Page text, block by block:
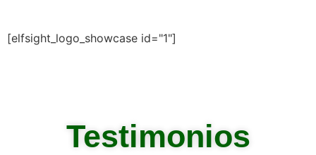
[elfsight_logo_showcase id="1"]
Testimonios